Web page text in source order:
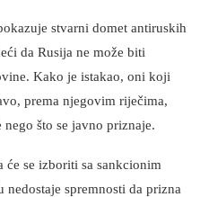
stvarni domet antiruskih
da Rusija ne može biti
Kako je istakao, oni koji
prema njegovim riječima,
što se javno priznaje.
će se izboriti sa sankcionim
spremnosti da prizna